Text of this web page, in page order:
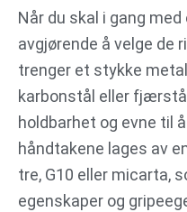
Når du skal i gang
avgjørende å velge de
trenger et stykke
karbonstål eller
holdbarhet og evne til
håndtakene lages av
tre, G10 eller micarta,
egenskaper og